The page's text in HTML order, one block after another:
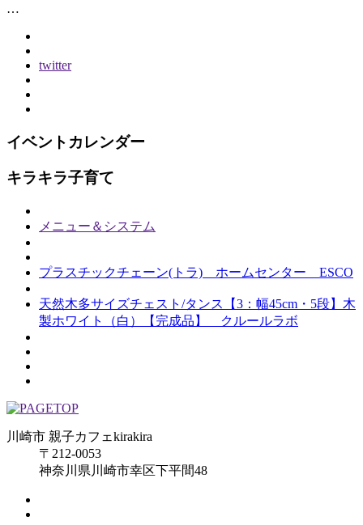
…
twitter
イベントカレンダー
キラキラ子育て
メニュー＆システム
プラスチックチェーン(トラ) ホームセンター ESCO
天然木多サイズチェスト/タンス【3：幅45cm・5段】木
製ホワイト（白）【完成品】 クルールラボ
川崎市 親子カフェkirakira
〒212-0053
神奈川県川崎市幸区下平間48